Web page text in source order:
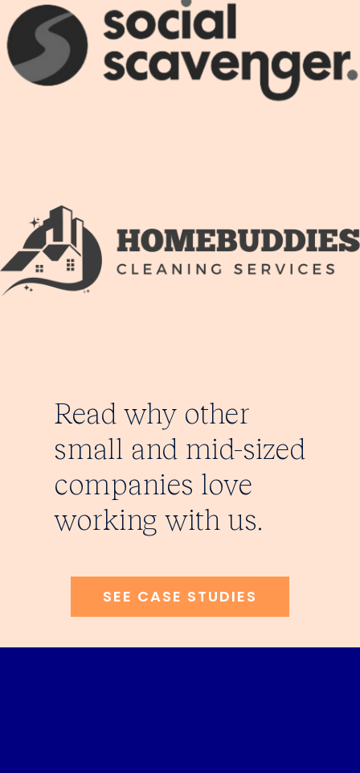
Read why other
small and mid-sized
companies love
working with us.
SEE CASE STUDIES